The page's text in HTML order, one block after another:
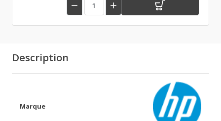
 
Description
Marque